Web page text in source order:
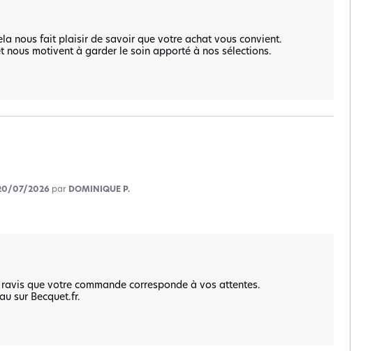
nous fait plaisir de savoir que votre achat vous convient.
nous motivent à garder le soin apporté à nos sélections.
07/2026 par DOMINIQUE P.
que votre commande corresponde à vos attentes.
sur Becquet.fr.